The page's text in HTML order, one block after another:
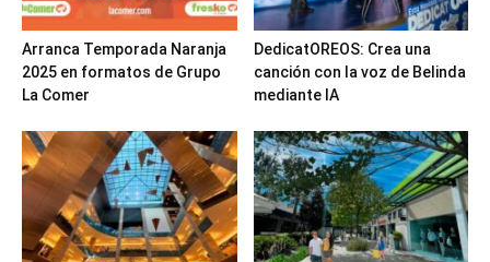
Arranca Temporada Naranja
2025 en formatos de Grupo
La Comer
DedicatOREOS: Crea una
canción con la voz de Belinda
mediante IA